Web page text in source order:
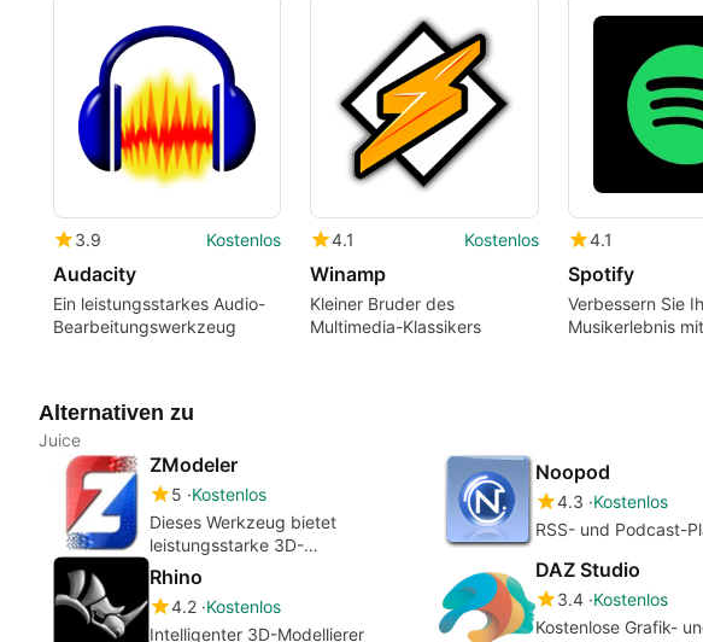
3.9 Kostenlos
Audacity
Ein leistungsstarkes Audio-
Bearbeitungswerkzeug
4.1 Kostenlos
Winamp
Kleiner Bruder des
Multimedia-Klassikers
4.1
Spotify
Verbessern Sie
Musikerlebnis
Alternativen zu
Juice
ZModeler
5 Kostenlos
Dieses Werkzeug bietet
leistungsstarke 3D-
Modellierungssteuerung
Noopod
4.3 Kostenlos
RSS- und Podcast-
Rhino
4.2 Kostenlos
Intelligenter 3D-Modellierer
DAZ Studio
3.4 Kostenlos
Kostenlose Grafik-